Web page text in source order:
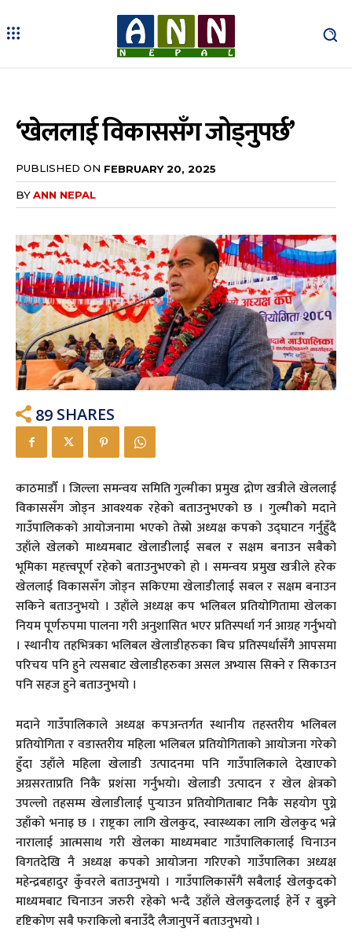
‘खेललाई विकाससँग जोड्नुपर्छ’
PUBLISHED ON FEBRUARY 20, 2025
BYANN NEPAL
89 SHARES
काठमाडौँ । जिल्ला समन्वय समिति गुल्मीका प्रमुख द्रोण खत्रीले खेललाई
विकाससँग जोड्न आवश्यक रहेको बताउनुभएको छ । गुल्मीको मदाने
गाउँपालिकको आयोजनामा भएको तेस्रो अध्यक्ष कपको उद्घाटन गर्नुहुँदै
उहाँले खेलको माध्यमबाट खेलाडीलाई सबल र सक्षम बनाउन सबैको
भूमिका महत्त्वपूर्ण रहेको बताउनुभएको हो । समन्वय प्रमुख खत्रीले हरेक
खेललाई विकाससँग जोड्न सकिएमा खेलाडीलाई सबल र सक्षम बनाउन
सकिने बताउनुभयो । उहाँले अध्यक्ष कप भलिबल प्रतियोगितामा खेलका
नियम पूर्णरुपमा पालना गरी अनुशासित भएर प्रतिस्पर्धा गर्न आग्रह गर्नुभयो
। स्थानीय तहभित्रका भलिबल खेलाडीहरुका बिच प्रतिस्पर्धासँगै आपसमा
परिचय पनि हुने त्यसबाट खेलाडीहरुका असल अभ्यास सिक्ने र सिकाउन
पनि सहज हुने बताउनुभयो ।
मदाने गाउँपालिकाले अध्यक्ष कपअन्तर्गत स्थानीय तहस्तरीय भलिबल
प्रतियोगिता र वडास्तरीय महिला भलिबल प्रतियोगिताको आयोजना गरेको
हुँदा उहाँले महिला खेलाडी उत्पादनमा पनि गाउँपालिकाले देखाएको
अग्रसरताप्रति निकै प्रशंसा गर्नुभयो। खेलाडी उत्पादन र खेल क्षेत्रको
उपल्लो तहसम्म खेलाडीलाई पुर्‍याउन प्रतियोगिताबाट निकै सहयोग पुग्ने
उहाँको भनाइ छ । राष्ट्रका लागि खेलकुद, स्वास्थ्यका लागि खेलकुद भन्ने
नारालाई आत्मसाथ गरी खेलका माध्यमबाट गाउँपालिकालाई चिनाउन
विगतदेखि नै अध्यक्ष कपको आयोजना गरिएको गाउँपालिका अध्यक्ष
महेन्द्रबहादुर कुँवरले बताउनुभयो । गाउँपालिकासँगै सबैलाई खेलकुदको
माध्यमबाट चिनाउन जरुरी रहेको भन्दै उहाँले खेलकुदलाई हेर्ने र बुझ्ने
दृष्टिकोण सबै फराकिलो बनाउँदै लैजानुपर्ने बताउनुभयो ।